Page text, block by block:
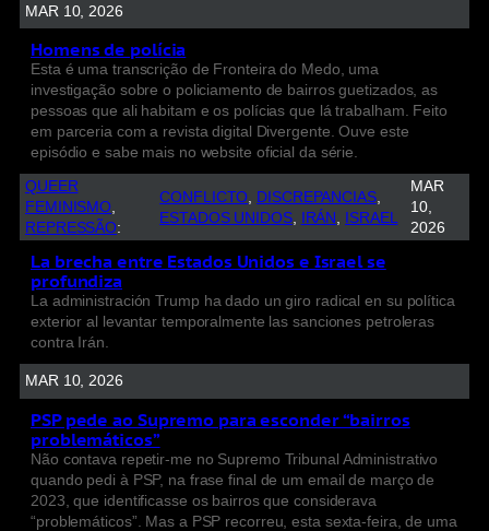
MAR 10, 2026
Homens de polícia
Esta é uma transcrição de Fronteira do Medo, uma
investigação sobre o policiamento de bairros guetizados, as
pessoas que ali habitam e os polícias que lá trabalham. Feito
em parceria com a revista digital Divergente. Ouve este
episódio e sabe mais no website oficial da série.
QUEER
FEMINISMO
REPRESSÃO:
CONFLICTO DISCREPANCIAS
ESTADOS UNIDOS, IRÁN ISRAEL
MAR
10,
2026
La brecha entre Estados Unidos e Israel se
profundiza
La administración Trump ha dado un giro radical en su política
exterior al levantar temporalmente las sanciones petroleras
contra Irán.
MAR 10, 2026
PSP pede ao Supremo para esconder “bairros
problemáticos”
Não contava repetir-me no Supremo Tribunal Administrativo
quando pedi à PSP, na frase final de um email de março de
2023, que identificasse os bairros que considerava
“problemáticos”. Mas a PSP recorreu, esta sexta-feira, de uma